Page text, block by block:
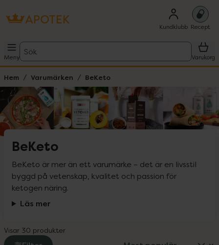
Kundklubb Recept
Meny
Sök
Varukorg
Hem Varumärken BeKeto
BeKeto
BeKeto är mer än ett varumärke – det är en livsstil
byggd på vetenskap, kvalitet och passion för
ketogen näring.
Läs mer
Visar 30 produkter